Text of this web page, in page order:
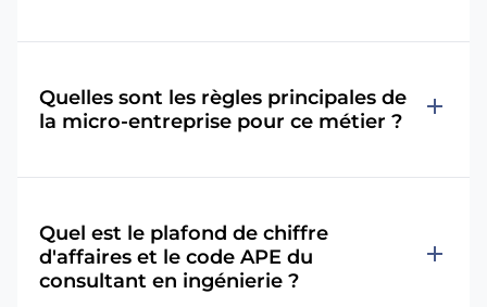
Quelles sont les règles principales de
la micro-entreprise pour ce métier ?
add
Quel est le plafond de chiffre
d'affaires et le code APE du
consultant en ingénierie ?
add